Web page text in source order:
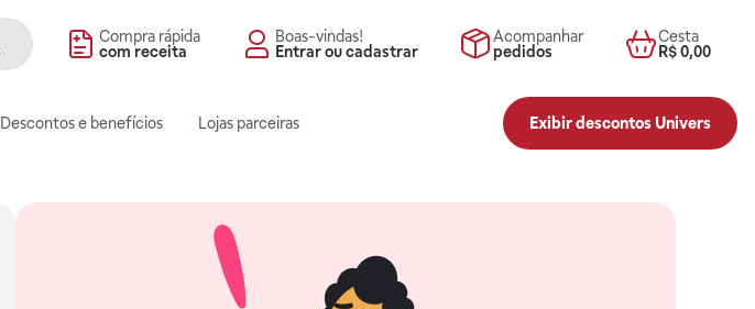
Compra rápida
com receita
Boas-vindas!
Entrar ou cadastrar
Acompanhar
pedidos
Cesta
R$ 0,00
Descontos e benefícios Lojas parceiras Exibir descontos Univers